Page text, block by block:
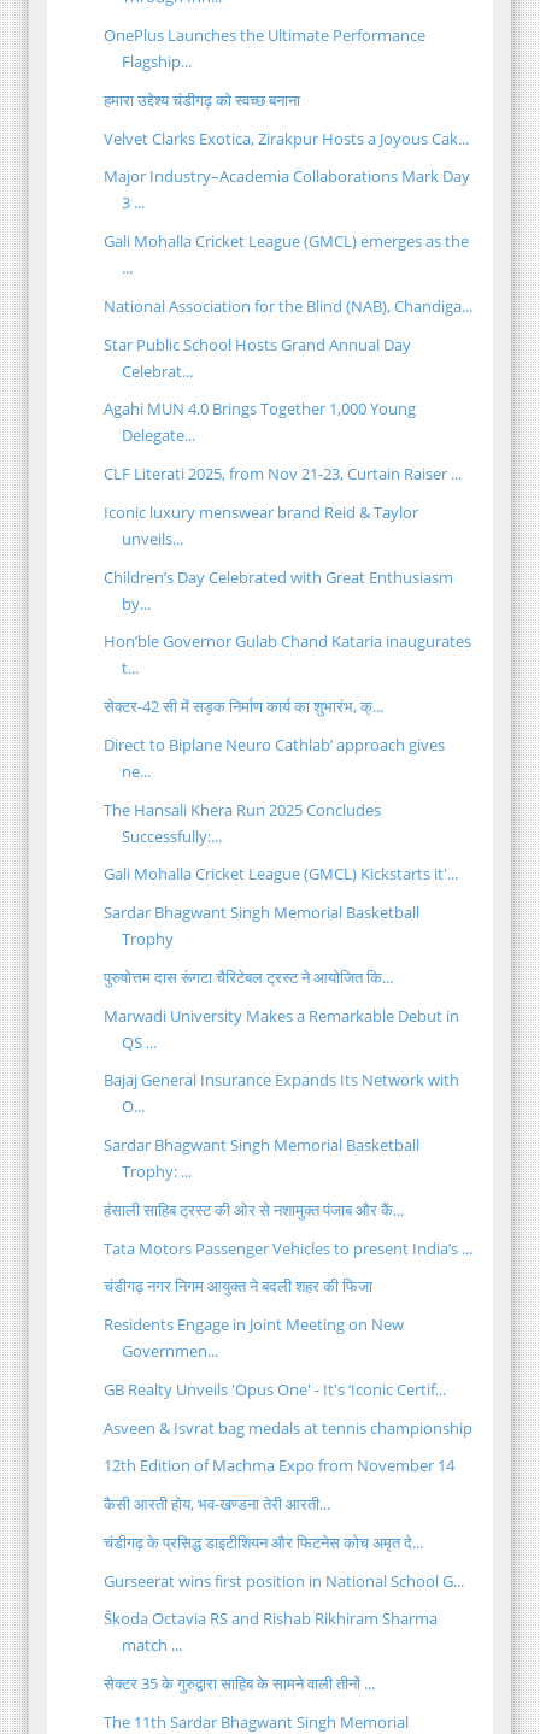
OnePlus Launches the Ultimate Performance
Flagship...
हमारा उद्देश्य चंडीगढ़ को स्वच्छ बनाना
Velvet Clarks Exotica, Zirakpur Hosts a Joyous Cak...
Major Industry–Academia Collaborations Mark Day
3 ...
Gali Mohalla Cricket League (GMCL) emerges as the
...
National Association for the Blind (NAB), Chandiga...
Star Public School Hosts Grand Annual Day
Celebrat...
Agahi MUN 4.0 Brings Together 1,000 Young
Delegate...
CLF Literati 2025, from Nov 21-23, Curtain Raiser ...
Iconic luxury menswear brand Reid & Taylor
unveils...
Children’s Day Celebrated with Great Enthusiasm
by...
Hon’ble Governor Gulab Chand Kataria inaugurates
t...
सेक्टर-42 सी में सड़क निर्माण कार्य का शुभारंभ, क्...
Direct to Biplane Neuro Cathlab’ approach gives
ne...
The Hansali Khera Run 2025 Concludes
Successfully:...
Gali Mohalla Cricket League (GMCL) Kickstarts it'...
Sardar Bhagwant Singh Memorial Basketball
Trophy
पुरुषोत्तम दास रूंगटा चैरिटेबल ट्रस्ट ने आयोजित कि...
Marwadi University Makes a Remarkable Debut in
QS ...
Bajaj General Insurance Expands Its Network with
O...
Sardar Bhagwant Singh Memorial Basketball
Trophy: ...
हंसाली साहिब ट्रस्ट की ओर से नशामुक्त पंजाब और कैं...
Tata Motors Passenger Vehicles to present India’s ...
चंडीगढ़ नगर निगम आयुक्त ने बदली शहर की फिजा
Residents Engage in Joint Meeting on New
Governmen...
GB Realty Unveils 'Opus One' - It's ‘Iconic Certif...
Asveen & Isvrat bag medals at tennis championship
12th Edition of Machma Expo from November 14
कैसी आरती होय, भव-खण्डना तेरी आरती...
चंडीगढ़ के प्रसिद्ध डाइटीशियन और फिटनेस कोच अमृत दे...
Gurseerat wins first position in National School G...
Škoda Octavia RS and Rishab Rikhiram Sharma
match ...
सेक्टर 35 के गुरुद्वारा साहिब के सामने वाली तीनों ...
The 11th Sardar Bhagwant Singh Memorial